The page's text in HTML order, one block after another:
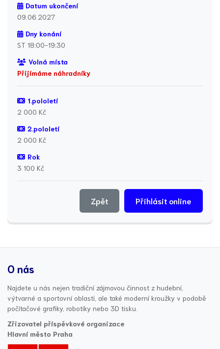
Datum ukončení
09.06.2027
Dny konání
ST 18:00-19:30
Volná místa
Přijímáme náhradníky
1.pololetí
2 000 Kč
2.pololetí
2 000 Kč
Rok
3 100 Kč
Přihlásit online
Zpět
O nás
Najdete u nás nejen tradiční zájmovou činnost z hudební,
výtvarné a sportovní oblasti, ale také moderní kroužky v podobě
počítačové grafiky, robotiky nebo 3D tisku.
Zřizovatel příspěvkové organizace
Hlavní město Praha